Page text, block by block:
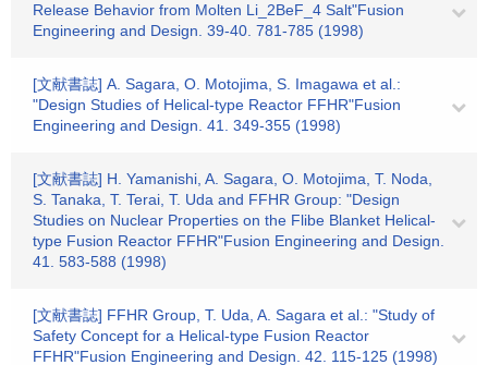
Release Behavior from Molten Li_2BeF_4 Salt"Fusion
Engineering and Design. 39-40. 781-785 (1998)
[文献書誌] A. Sagara, O. Motojima, S. Imagawa et al.:
"Design Studies of Helical-type Reactor FFHR"Fusion
Engineering and Design. 41. 349-355 (1998)
[文献書誌] H. Yamanishi, A. Sagara, O. Motojima, T. Noda,
S. Tanaka, T. Terai, T. Uda and FFHR Group: "Design
Studies on Nuclear Properties on the Flibe Blanket Helical-
type Fusion Reactor FFHR"Fusion Engineering and Design.
41. 583-588 (1998)
[文献書誌] FFHR Group, T. Uda, A. Sagara et al.: "Study of
Safety Concept for a Helical-type Fusion Reactor
FFHR"Fusion Engineering and Design. 42. 115-125 (1998)